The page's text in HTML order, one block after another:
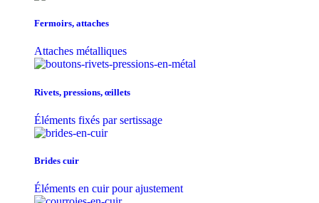
Fermoirs, attaches
Attaches métalliques
Rivets, pressions, œillets
Éléments fixés par sertissage
Brides cuir
Éléments en cuir pour ajustement